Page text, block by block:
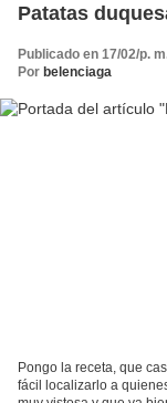
Patatas
Publicado en 17/02/p.
Por belenciaga
Pongo la receta, que
fácil localizarlo a